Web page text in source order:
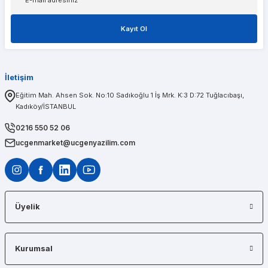
Kayıt Ol
İletişim
Eğitim Mah. Ahsen Sok. No:10 Sadıkoğlu 1 İş Mrk. K:3 D:72 Tuğlacıbaşı,
Kadıköy/İSTANBUL
0216 550 52 06
ucgenmarket@ucgenyazilim.com
Üyelik
Kurumsal